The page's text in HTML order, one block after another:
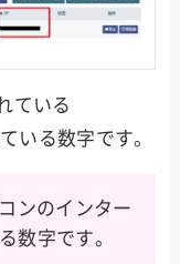
ている
いる数字です。
ンのインター
数字です。